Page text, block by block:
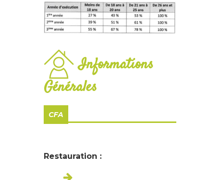
Informations
Générales
CFA
Restauration :